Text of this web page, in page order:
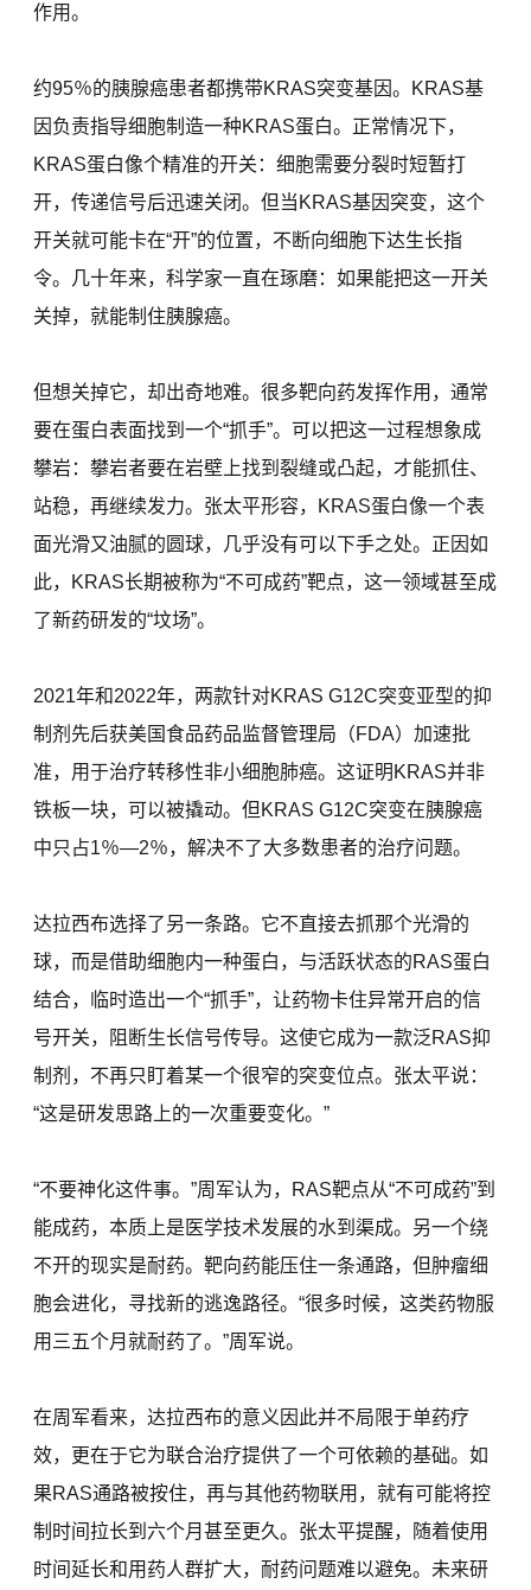
作用。
约95％的胰腺癌患者都携带KRAS突变基因。KRAS基
因负责指导细胞制造一种KRAS蛋白。正常情况下，
KRAS蛋白像个精准的开关：细胞需要分裂时短暂打
开，传递信号后迅速关闭。但当KRAS基因突变，这个
开关就可能卡在“开”的位置，不断向细胞下达生长指
令。几十年来，科学家一直在琢磨：如果能把这一开关
关掉，就能制住胰腺癌。
但想关掉它，却出奇地难。很多靶向药发挥作用，通常
要在蛋白表面找到一个“抓手”。可以把这一过程想象成
攀岩：攀岩者要在岩壁上找到裂缝或凸起，才能抓住、
站稳，再继续发力。张太平形容，KRAS蛋白像一个表
面光滑又油腻的圆球，几乎没有可以下手之处。正因如
此，KRAS长期被称为“不可成药”靶点，这一领域甚至成
了新药研发的“坟场”。
2021年和2022年，两款针对KRAS G12C突变亚型的抑
制剂先后获美国食品药品监督管理局（FDA）加速批
准，用于治疗转移性非小细胞肺癌。这证明KRAS并非
铁板一块，可以被撬动。但KRAS G12C突变在胰腺癌
中只占1％—2％，解决不了大多数患者的治疗问题。
达拉西布选择了另一条路。它不直接去抓那个光滑的
球，而是借助细胞内一种蛋白，与活跃状态的RAS蛋白
结合，临时造出一个“抓手”，让药物卡住异常开启的信
号开关，阻断生长信号传导。这使它成为一款泛RAS抑
制剂，不再只盯着某一个很窄的突变位点。张太平说：
“这是研发思路上的一次重要变化。”
“不要神化这件事。”周军认为，RAS靶点从“不可成药”到
能成药，本质上是医学技术发展的水到渠成。另一个绕
不开的现实是耐药。靶向药能压住一条通路，但肿瘤细
胞会进化，寻找新的逃逸路径。“很多时候，这类药物服
用三五个月就耐药了。”周军说。
在周军看来，达拉西布的意义因此并不局限于单药疗
效，更在于它为联合治疗提供了一个可依赖的基础。如
果RAS通路被按住，再与其他药物联用，就有可能将控
制时间拉长到六个月甚至更久。张太平提醒，随着使用
时间延长和用药人群扩大，耐药问题难以避免。未来研